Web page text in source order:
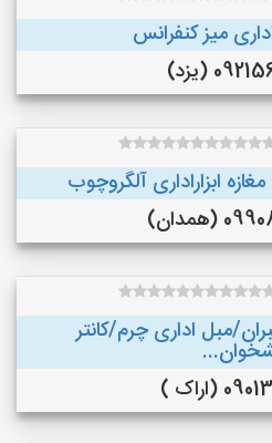
میز کنفرانس
(یزد)
ابزاراداری آلگروچوب
مبل اداری چرم/کانتر
(اراک )